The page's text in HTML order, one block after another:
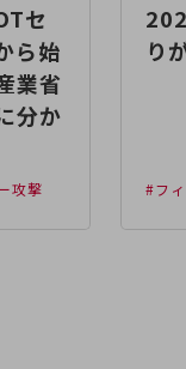
セ
ら始
業省
分か
攻撃
り
#フ